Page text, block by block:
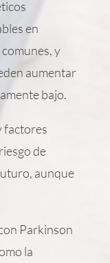
en
y
aumentar
bajo.
factores
de
aunque
Parkinson
la